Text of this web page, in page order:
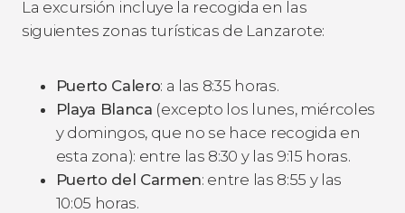
La excursión incluye la recogida en las
siguientes zonas turísticas de Lanzarote:
Puerto Calero: a las 8:35 horas.
Playa Blanca (excepto los lunes, miércoles
y domingos, que no se hace recogida en
esta zona): entre las 8:30 y las 9:15 horas.
Puerto del Carmen: entre las 8:55 y las
10:05 horas.